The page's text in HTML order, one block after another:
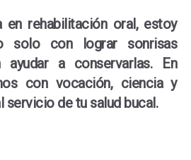
en rehabilitación oral, estoy
solo con lograr sonrisas
a conservarlas. En
con vocación, ciencia y
servicio de tu salud bucal.